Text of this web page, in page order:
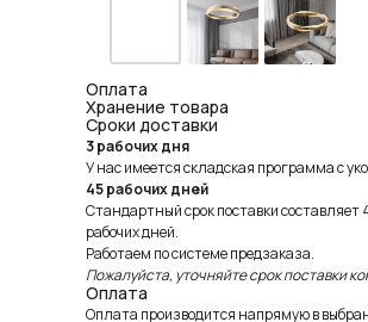
Оплата
Хранение товара
Сроки доставки
3 рабочих дня
У нас имеется складская программа с
45 рабочих дней
Стандартный срок поставки составляет
рабочих дней.
Работаем по системе предзаказа.
Пожалуйста, уточняйте срок поставки
Оплата
Оплата производится напрямую в